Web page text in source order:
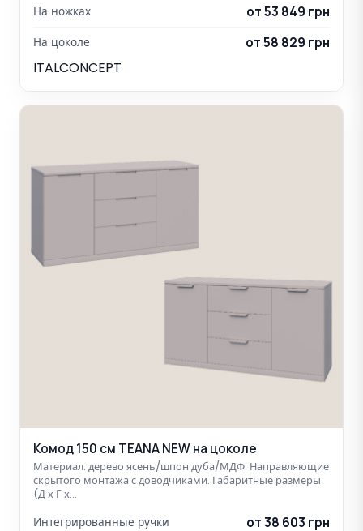
На ножках от 53 849 грн
На цоколе от 58 829 грн
ITALCONCEPT
Комод 150 см TEANA NEW на цоколе
Материал: дерево ясень/шпон дуба/МДФ. Направляющие
скрытого монтажа с доводчиками. Габаритные размеры
(Д х Г х…
Интегрированные ручки от 38 603 грн